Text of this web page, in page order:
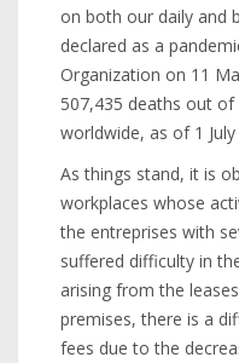
on both our daily and
declared as a
Organization on 11
507,435 deaths out
worldwide, as of 1 July
As things stand, it is
workplaces whose
the entreprises with
suffered difficulty in
arising from the
premises, there is a
fees due to the